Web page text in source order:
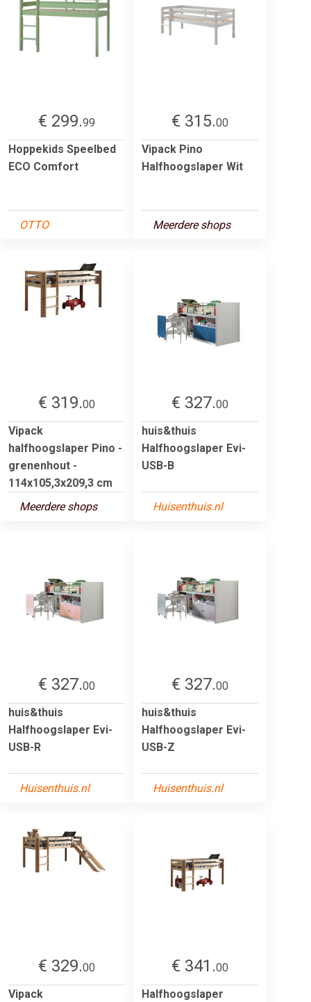
€ 299.99
Hoppekids Speelbed
ECO Comfort
OTTO
€ 315.00
Vipack Pino
Halfhoogslaper Wit
Meerdere shops
€ 319.00
Vipack
halfhoogslaper Pino -
grenenhout -
114x105,3x209,3 cm
Meerdere shops
€ 327.00
huis&thuis
Halfhoogslaper Evi-
USB-B
Huisenthuis.nl
€ 327.00
huis&thuis
Halfhoogslaper Evi-
USB-R
Huisenthuis.nl
€ 327.00
huis&thuis
Halfhoogslaper Evi-
USB-Z
Huisenthuis.nl
€ 329.00
Vipack
€ 341.00
Halfhoogslaper